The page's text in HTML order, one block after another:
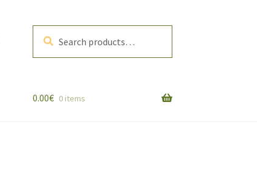
for:
0.00€ 0 items